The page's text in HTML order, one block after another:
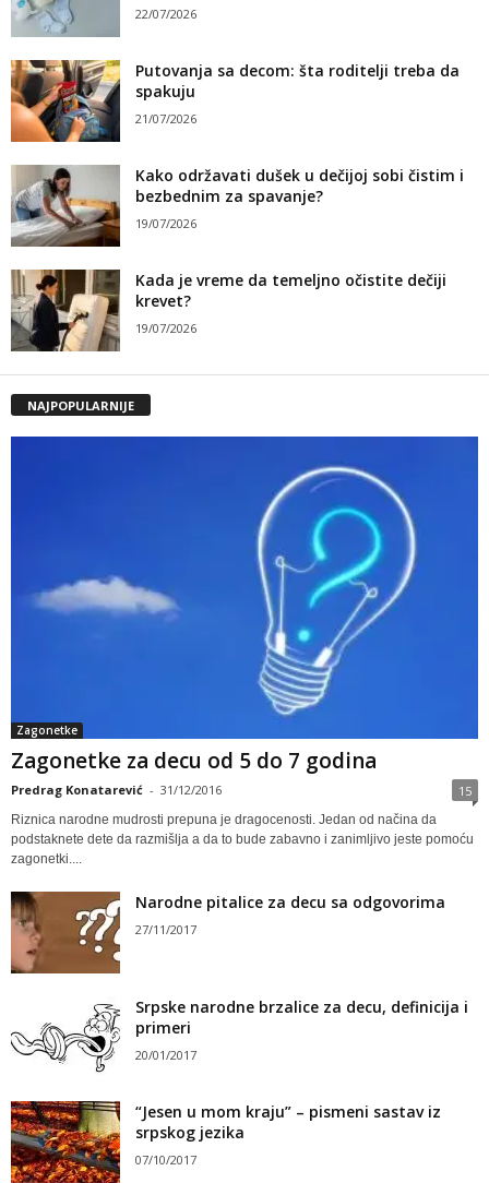
22/07/2026
Putovanja sa decom: šta roditelji treba da
spakuju
21/07/2026
Kako održavati dušek u dečijoj sobi čistim i
bezbednim za spavanje?
19/07/2026
Kada je vreme da temeljno očistite dečiji
krevet?
19/07/2026
NAJPOPULARNIJE
Zagonetke
Zagonetke za decu od 5 do 7 godina
Predrag Konatarević - 31/12/2016 15
Riznica narodne mudrosti prepuna je dragocenosti. Jedan od načina da
podstaknete dete da razmišlja a da to bude zabavno i zanimljivo jeste pomoću
zagonetki....
Narodne pitalice za decu sa odgovorima
27/11/2017
Srpske narodne brzalice za decu, definicija i
primeri
20/01/2017
“Jesen u mom kraju” – pismeni sastav iz
srpskog jezika
07/10/2017